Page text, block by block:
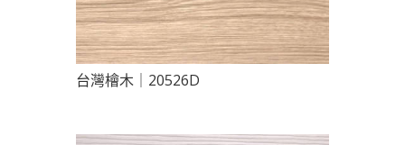
台灣檜木｜20526D